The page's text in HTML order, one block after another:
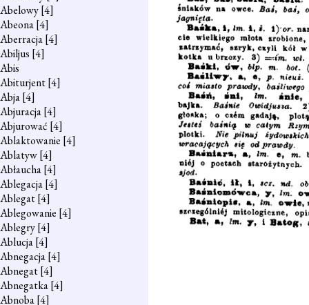
Abelowy[4]
Abeona[4]
Aberracja[4]
Abiljus [4]
Abis
Abiturjent[4]
Abja[4]
Abjuracja[4]
Abjurować [4]
Ablaktowanie [4]
Ablatyw[4]
Abłaucha[4]
Ablegacja[4]
Ablegat[4]
Ablegowanie [4]
Ablegry[4]
Ablucja[4]
Abnegacja[4]
Abnegat[4]
Abnegatka[4]
Abnoba[4]